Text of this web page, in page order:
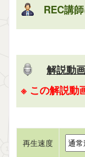
REC講
解説動
※ この解説動
再生速度